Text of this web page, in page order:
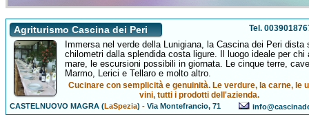
Agriturismo Cascina dei Peri Tel.
Immersa nel verde della Lunigiana, la Cascina dei Peri dista
chilometri dalla splendida costa ligure. Il luogo ideale per chi
mare, le escursioni possibili in giornata. Le cinque terre,
Marmo, Lerici e Tellaro e molto altro.
Cucinare con semplicità e genuinità. Le verdure, la carne, le
vini, tutti i prodotti dell'azienda.
CASTELNUOVO MAGRA (LaSpezia) -Via Montefrancio, 71